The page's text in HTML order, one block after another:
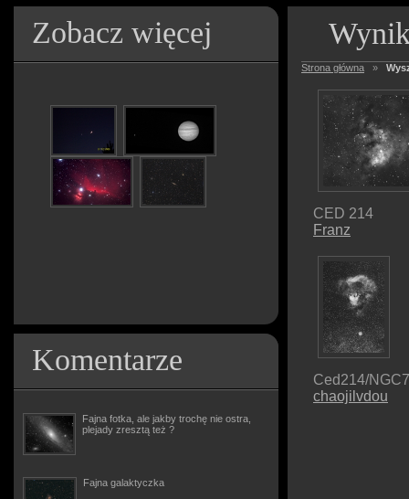
Zobacz więcej
Komentarze
Fajna fotka, ale jakby trochę nie ostra,
plejady zresztą też ?
Fajna galaktyczka
Strona główna »
CED 214
Franz
Ced214/
chaojilvdou